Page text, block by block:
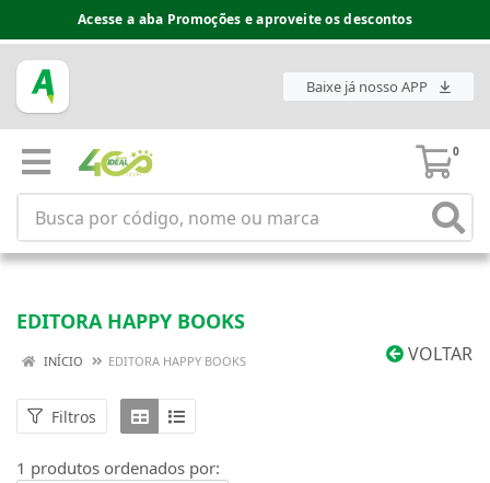
Acesse a aba Promoções e aproveite os descontos
Baixe já nosso APP
0
EDITORA HAPPY BOOKS
VOLTAR
INÍCIO EDITORA HAPPY BOOKS
Filtros
1 produtos ordenados por: